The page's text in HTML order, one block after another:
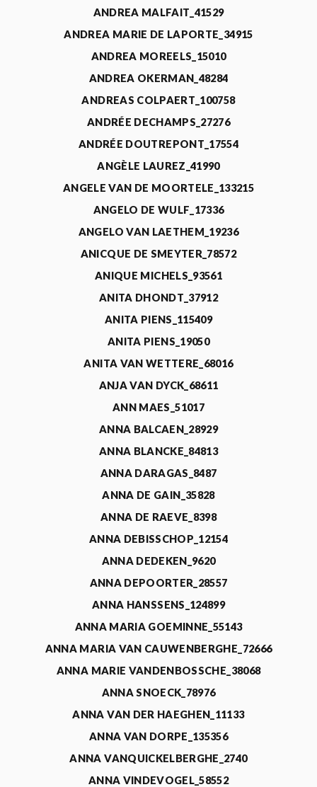
ANDREA MALFAIT_41529
ANDREA MARIE DE LAPORTE_34915
ANDREA MOREELS_15010
ANDREA OKERMAN_48284
ANDREAS COLPAERT_100758
ANDRÉE DECHAMPS_27276
ANDRÉE DOUTREPONT_17554
ANGÈLE LAUREZ_41990
ANGELE VAN DE MOORTELE_133215
ANGELO DE WULF_17336
ANGELO VAN LAETHEM_19236
ANICQUE DE SMEYTER_78572
ANIQUE MICHELS_93561
ANITA DHONDT_37912
ANITA PIENS_115409
ANITA PIENS_19050
ANITA VAN WETTERE_68016
ANJA VAN DYCK_68611
ANN MAES_51017
ANNA BALCAEN_28929
ANNA BLANCKE_84813
ANNA DARAGAS_8487
ANNA DE GAIN_35828
ANNA DE RAEVE_8398
ANNA DEBISSCHOP_12154
ANNA DEDEKEN_9620
ANNA DEPOORTER_28557
ANNA HANSSENS_124899
ANNA MARIA GOEMINNE_55143
ANNA MARIA VAN CAUWENBERGHE_72666
ANNA MARIE VANDENBOSSCHE_38068
ANNA SNOECK_78976
ANNA VAN DER HAEGHEN_11133
ANNA VAN DORPE_135356
ANNA VANQUICKELBERGHE_2740
ANNA VINDEVOGEL_58552